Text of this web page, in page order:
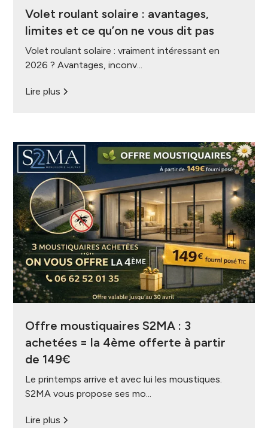
Volet roulant solaire : avantages,
limites et ce qu’on ne vous dit pas
Volet roulant solaire : vraiment intéressant en
2026 ? Avantages, inconv...
Lire plus
Offre moustiquaires S2MA : 3
achetées = la 4ème offerte à partir
de 149€
Le printemps arrive et avec lui les moustiques.
S2MA vous propose ses mo...
Lire plus